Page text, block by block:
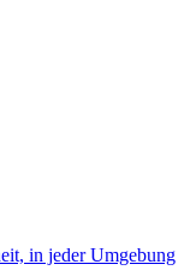
in jeder Umgebung